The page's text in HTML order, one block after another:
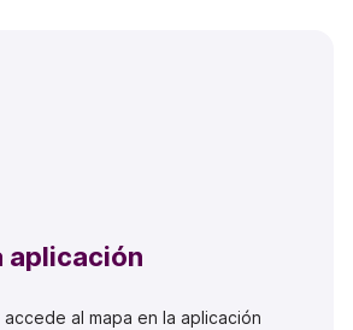
aplicación
al mapa en la aplicación